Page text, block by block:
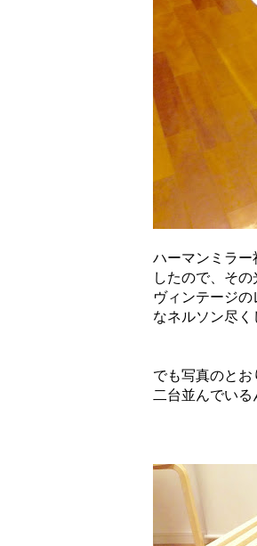
ハーマンミラー
したので、その
ヴィンテージ
なネルソン尽く
でも写真のとお
二台並んでいる